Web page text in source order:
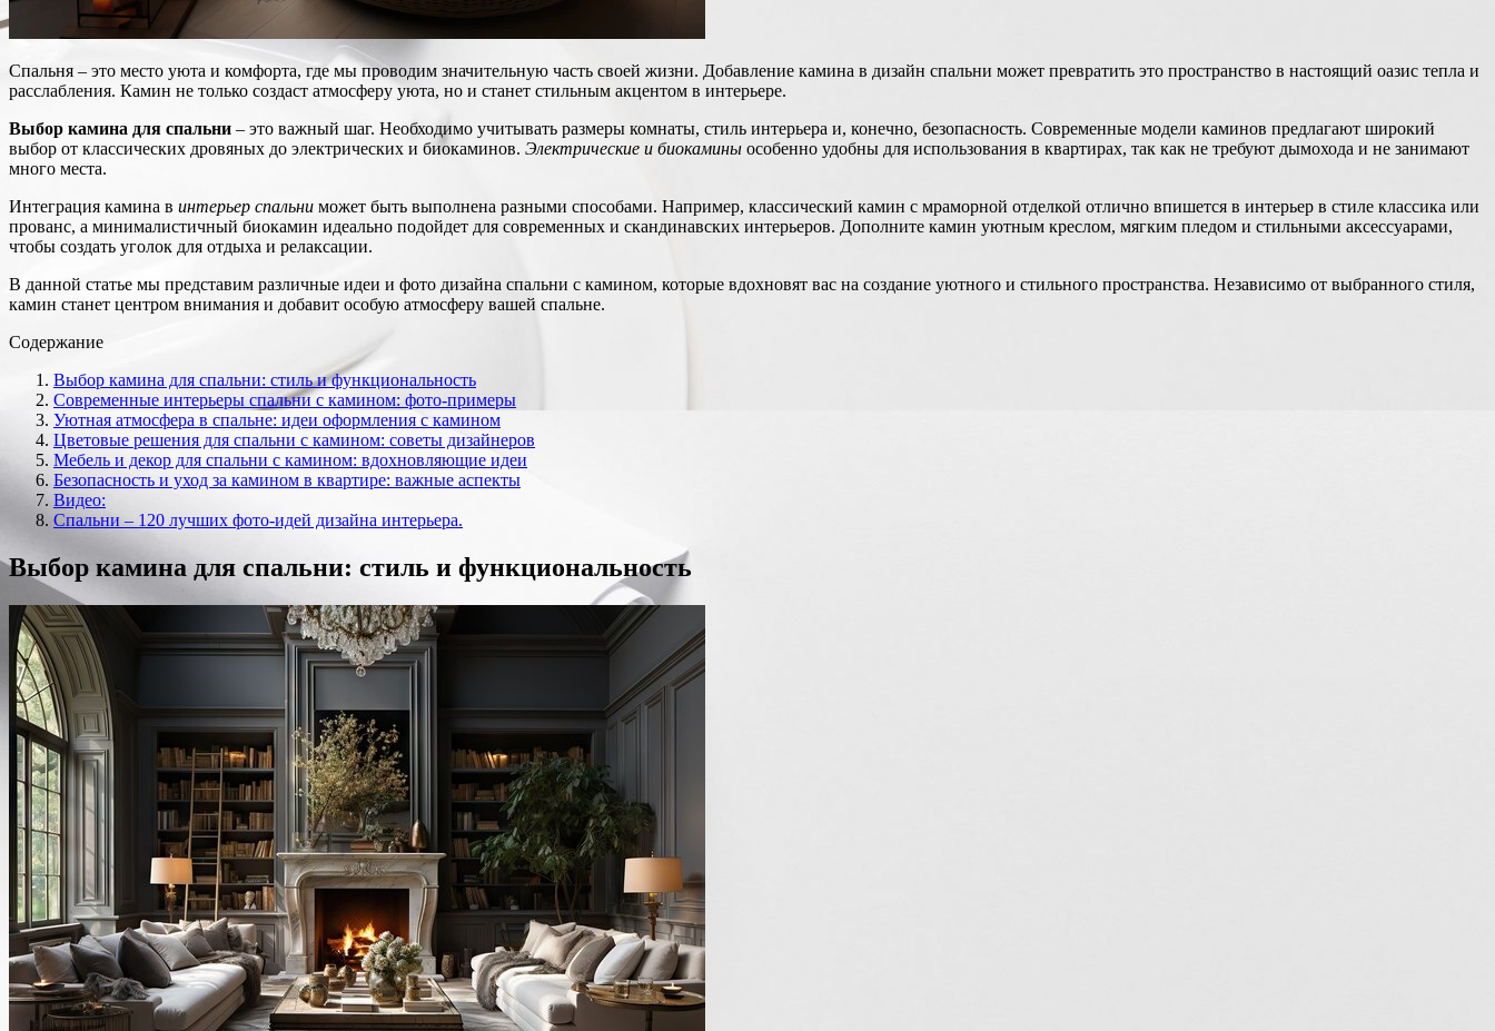
Спальня – это место уюта и комфорта, где мы проводим значительную часть своей жизни. Добавление камина в дизайн спальни может превратить это пространство в настоящий оазис тепла и
расслабления. Камин не только создаст атмосферу уюта, но и станет стильным акцентом в интерьере.
Выбор камина для спальни – это важный шаг. Необходимо учитывать размеры комнаты, стиль интерьера и, конечно, безопасность. Современные модели каминов предлагают широкий
выбор от классических дровяных до электрических и биокаминов. Электрические и биокамины особенно удобны для использования в квартирах, так как не требуют дымохода и не занимают
много места.
Интеграция камина в интерьер спальни может быть выполнена разными способами. Например, классический камин с мраморной отделкой отлично впишется в интерьер в стиле классика или
прованс, а минималистичный биокамин идеально подойдет для современных и скандинавских интерьеров. Дополните камин уютным креслом, мягким пледом и стильными аксессуарами,
чтобы создать уголок для отдыха и релаксации.
В данной статье мы представим различные идеи и фото дизайна спальни с камином, которые вдохновят вас на создание уютного и стильного пространства. Независимо от выбранного стиля,
камин станет центром внимания и добавит особую атмосферу вашей спальне.
Содержание
Выбор камина для спальни: стиль и функциональность
Современные интерьеры спальни с камином: фото-примеры
Уютная атмосфера в спальне: идеи оформления с камином
Цветовые решения для спальни с камином: советы дизайнеров
Мебель и декор для спальни с камином: вдохновляющие идеи
Безопасность и уход за камином в квартире: важные аспекты
Видео:
Спальни – 120 лучших фото-идей дизайна интерьера.
Выбор камина для спальни: стиль и функциональность